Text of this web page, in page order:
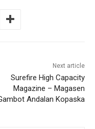
Next article
Surefire High Capacity
Magazine – Magasen
Andalan Kopaska